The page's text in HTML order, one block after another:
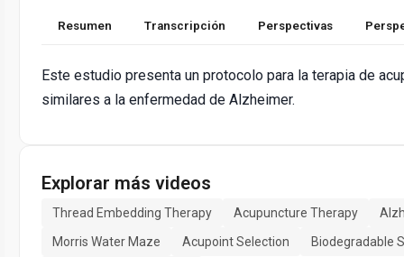
Resumen Transcripción Perspectivas
Este estudio presenta un protocolo para la terapia de
similares a la enfermedad de Alzheimer.
Explorar más videos
Thread Embedding Therapy Acupuncture Therapy
Morris Water Maze
Acupoint Selection
Biodegradable